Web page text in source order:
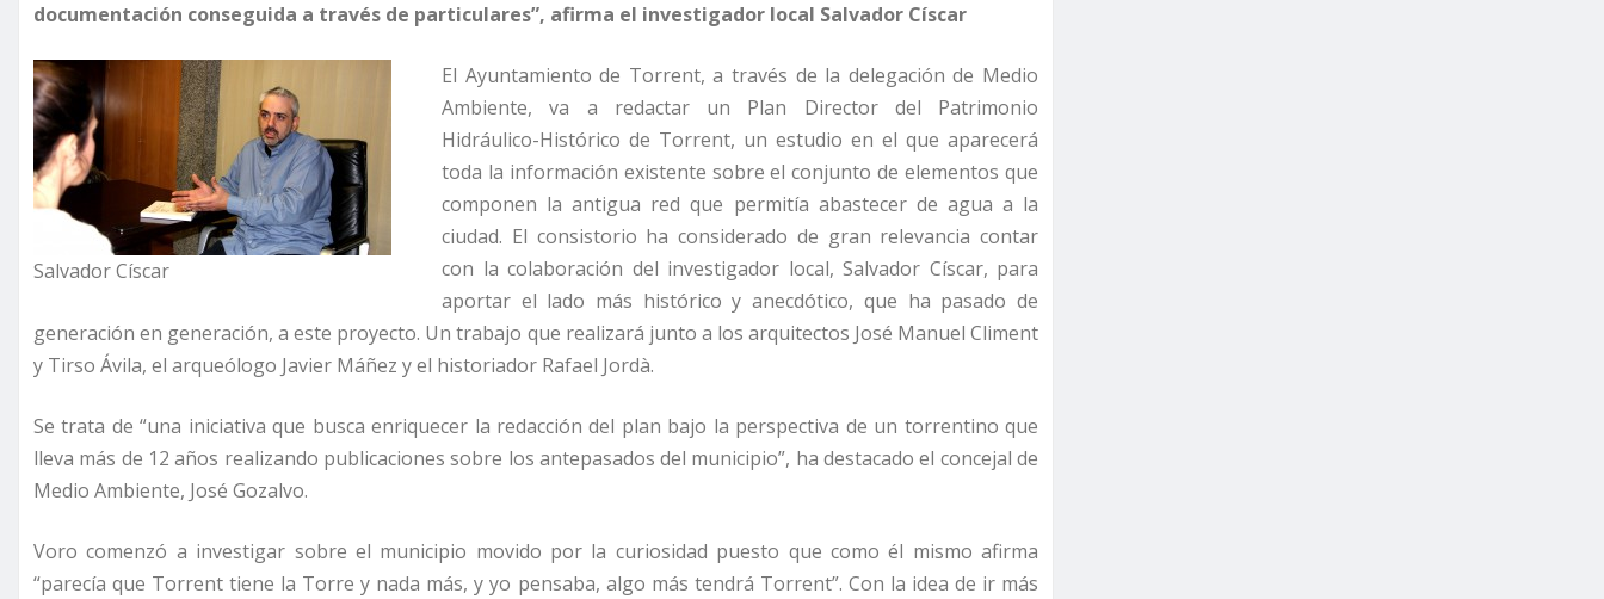
documentación conseguida a través de particulares”, afirma el investigador local Salvador Císcar
Salvador Císcar
El Ayuntamiento de Torrent, a través de la delegación de Medio
Ambiente, va a redactar un Plan Director del Patrimonio
Hidráulico-Histórico de Torrent, un estudio en el que aparecerá
toda la información existente sobre el conjunto de elementos que
componen la antigua red que permitía abastecer de agua a la
ciudad. El consistorio ha considerado de gran relevancia contar
con la colaboración del investigador local, Salvador Císcar, para
aportar el lado más histórico y anecdótico, que ha pasado de
generación en generación, a este proyecto. Un trabajo que realizará junto a los arquitectos José Manuel Climent
y Tirso Ávila, el arqueólogo Javier Máñez y el historiador Rafael Jordà.
Se trata de “una iniciativa que busca enriquecer la redacción del plan bajo la perspectiva de un torrentino que
lleva más de 12 años realizando publicaciones sobre los antepasados del municipio”, ha destacado el concejal de
Medio Ambiente, José Gozalvo.
Voro comenzó a investigar sobre el municipio movido por la curiosidad puesto que como él mismo afirma
“parecía que Torrent tiene la Torre y nada más, y yo pensaba, algo más tendrá Torrent”. Con la idea de ir más